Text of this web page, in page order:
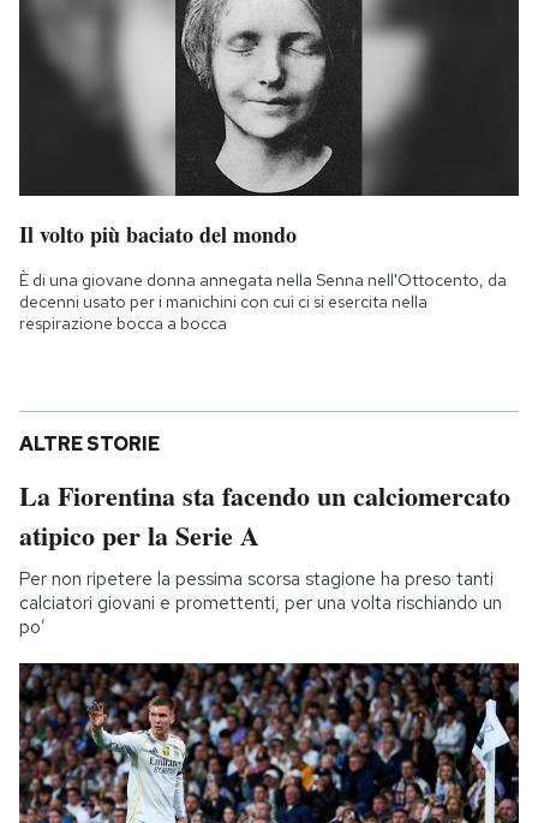
Il volto più baciato del mondo
È di una giovane donna annegata nella Senna nell'Ottocento, da
decenni usato per i manichini con cui ci si esercita nella
respirazione bocca a bocca
ALTRE STORIE
La Fiorentina sta facendo un calciomercato
atipico per la Serie A
Per non ripetere la pessima scorsa stagione ha preso tanti
calciatori giovani e promettenti, per una volta rischiando un
po’